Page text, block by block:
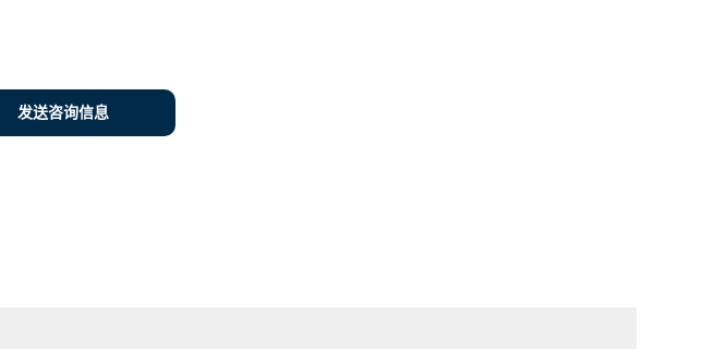
发送咨询信息